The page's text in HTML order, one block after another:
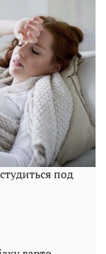
под